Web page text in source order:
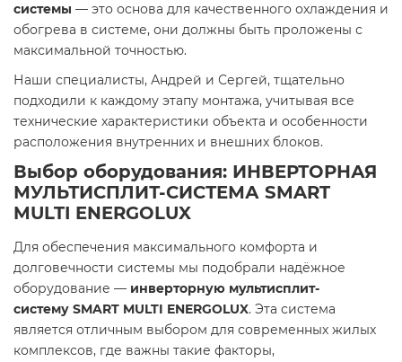
системы — это основа для качественного охлаждения и
обогрева в системе, они должны быть проложены с
максимальной точностью.
Наши специалисты, Андрей и Сергей, тщательно
подходили к каждому этапу монтажа, учитывая все
технические характеристики объекта и особенности
расположения внутренних и внешних блоков.
Выбор оборудования: ИНВЕРТОРНАЯ
МУЛЬТИСПЛИТ-СИСТЕМА SMART
MULTI ENERGOLUX
Для обеспечения максимального комфорта и
долговечности системы мы подобрали надёжное
оборудование — инверторную мультисплит-
систему SMART MULTI ENERGOLUX. Эта система
является отличным выбором для современных жилых
комплексов, где важны такие факторы,